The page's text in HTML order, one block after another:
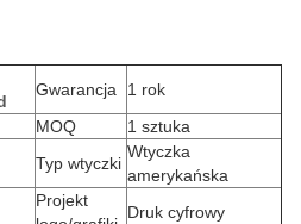
Gwarancja
1 rok
MOQ
1 sztuka
Typ wtyczki
Wtyczka
amerykańska
Projekt
Druk cyfrowy